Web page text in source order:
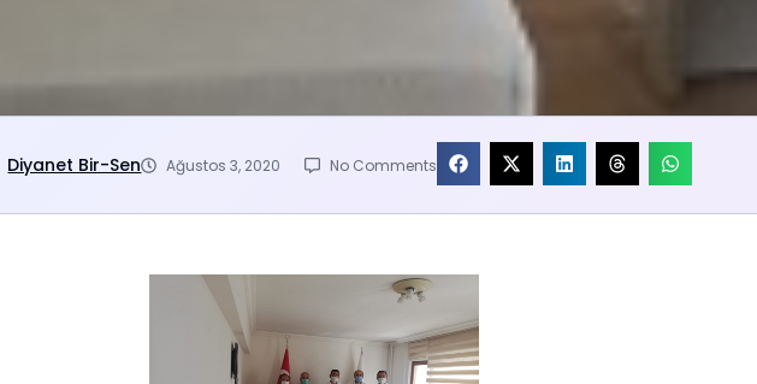
Diyanet Bir-Sen Ağustos 3, 2020 No Comments